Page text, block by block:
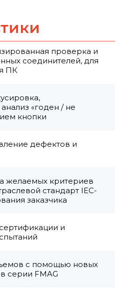
проверка и
соединителей, для
ПК
«годен / не
кнопки
дефектов и
желаемых критериев
стандарт IEC-
заказчика
и
с помощью новых
серии FMAG